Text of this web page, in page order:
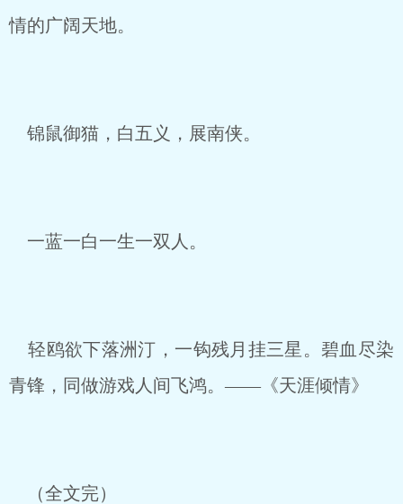
情的广阔天地。
锦鼠御猫，白五义，展南侠。
一蓝一白一生一双人。
轻鸥欲下落洲汀，一钩残月挂三星。碧血尽染
青锋，同做游戏人间飞鸿。——《天涯倾情》
（全文完）